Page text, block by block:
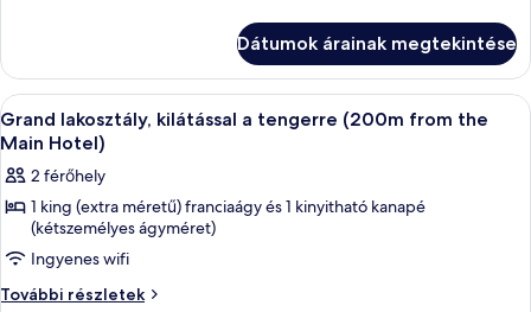
a
tengerre
(200m
from
the
Main
Hotel)
tengerre
(200m
from
the
Hotel)
további
részletei
Dátumok árainak megtekintése
A
következő
összes
képének
megtekintése:
Grand
lakosztály,
Egy modern konyha, nagy
8
Grand lakosztály, kilátással a tengerre (200m from the
Main Hotel)
2 férőhely
1 king (extra méretű) franciaágy és 1 kinyitható kanapé
(kétszemélyes ágyméret)
Ingyenes wifi
További részletek
Grand